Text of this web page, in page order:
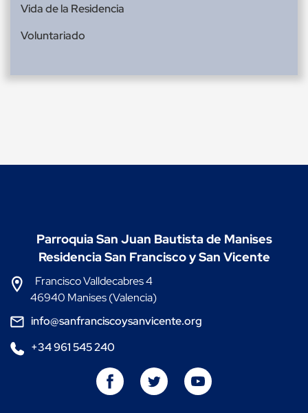
Vida de la Residencia
Voluntariado
Parroquia San Juan Bautista de Manises
Residencia San Francisco y San Vicente
Francisco Valldecabres 4
46940 Manises (Valencia)
info@sanfranciscoysanvicente.org
+34 961 545 240